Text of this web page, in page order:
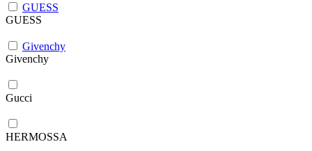
GUESS
GUESS
Givenchy
Givenchy
Gucci
HERMOSSA